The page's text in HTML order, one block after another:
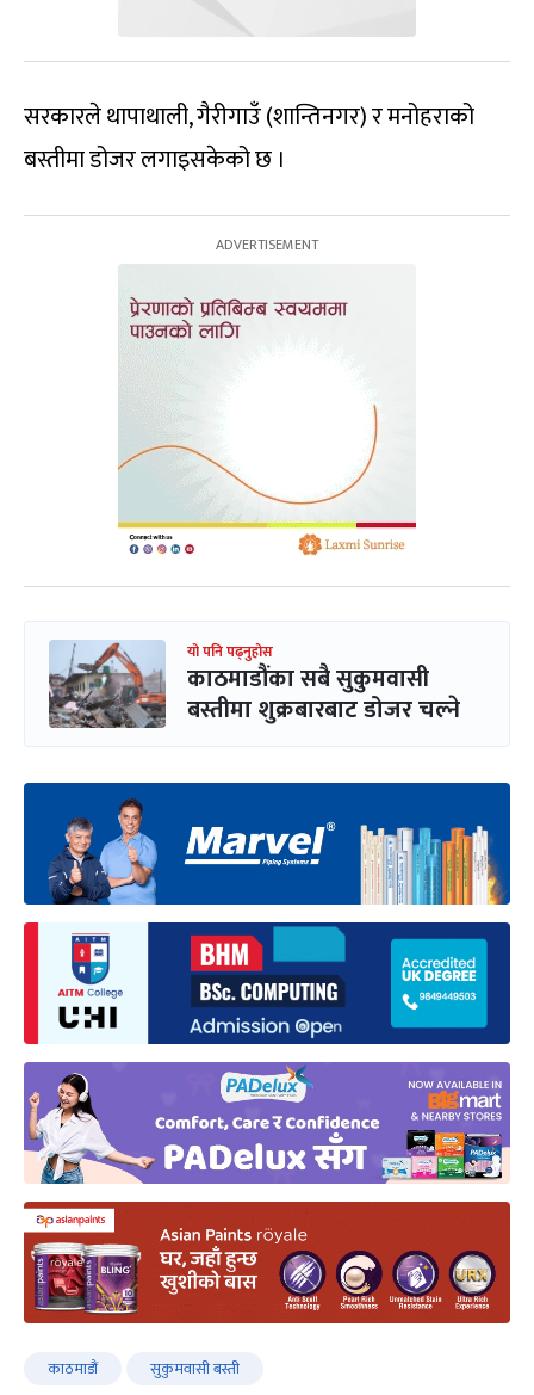
सरकारले थापाथाली, गैरीगाउँ (शान्तिनगर) र मनोहराको
बस्तीमा डोजर लगाइसकेको छ ।
यो पनि पढ्नुहोस
काठमाडौंका सबै सुकुमवासी
बस्तीमा शुक्रबारबाट डोजर चल्ने
काठमाडौं सुकुमवासी बस्ती